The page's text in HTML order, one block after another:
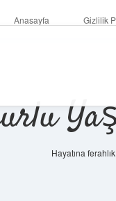
Anasayfa Gizlilik
Hayatına